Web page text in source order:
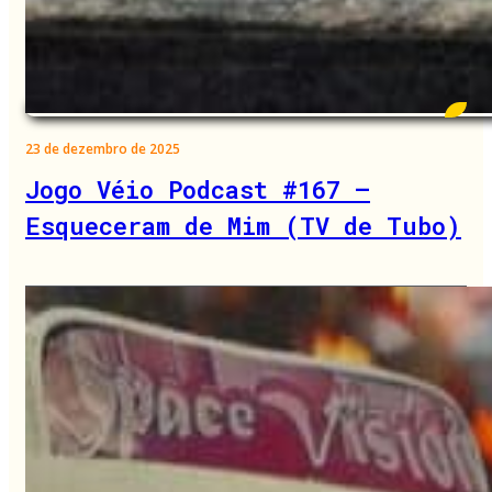
23 de dezembro de 2025
Jogo Véio Podcast #167 –
Esqueceram de Mim (TV de Tubo)